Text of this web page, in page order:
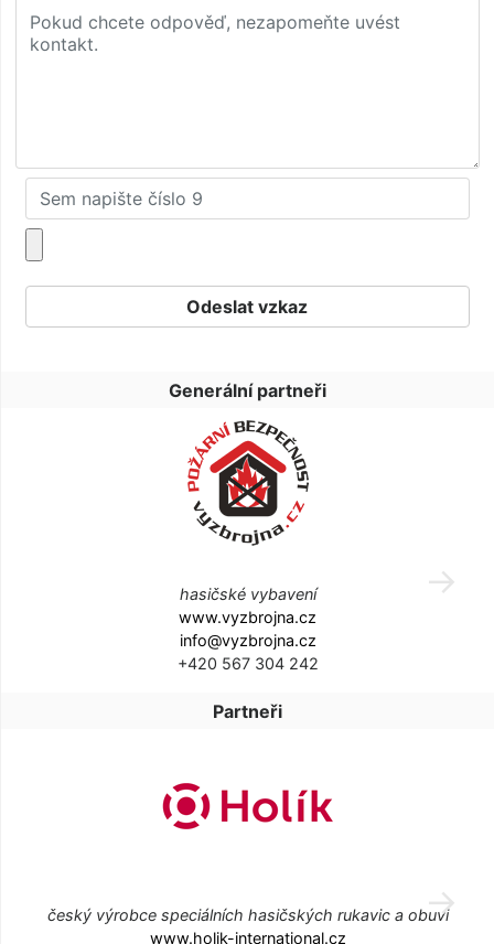
Generální partneři
hasičské vybavení
www.vyzbrojna.cz
info@vyzbrojna.cz
+420 567 304 242
Partneři
český výrobce speciálních hasičských rukavic a obuvi
www.holik-international.cz